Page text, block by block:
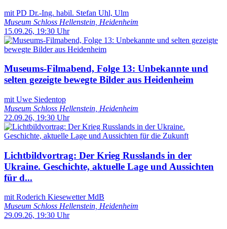
mit PD Dr.-Ing. habil. Stefan Uhl, Ulm
Museum Schloss Hellenstein, Heidenheim
15.09.26, 19:30 Uhr
Museums-Filmabend, Folge 13: Unbekannte und
selten gezeigte bewegte Bilder aus Heidenheim
mit Uwe Siedentop
Museum Schloss Hellenstein, Heidenheim
22.09.26, 19:30 Uhr
Lichtbildvortrag: Der Krieg Russlands in der
Ukraine. Geschichte, aktuelle Lage und Aussichten
für d...
mit Roderich Kiesewetter MdB
Museum Schloss Hellenstein, Heidenheim
29.09.26, 19:30 Uhr